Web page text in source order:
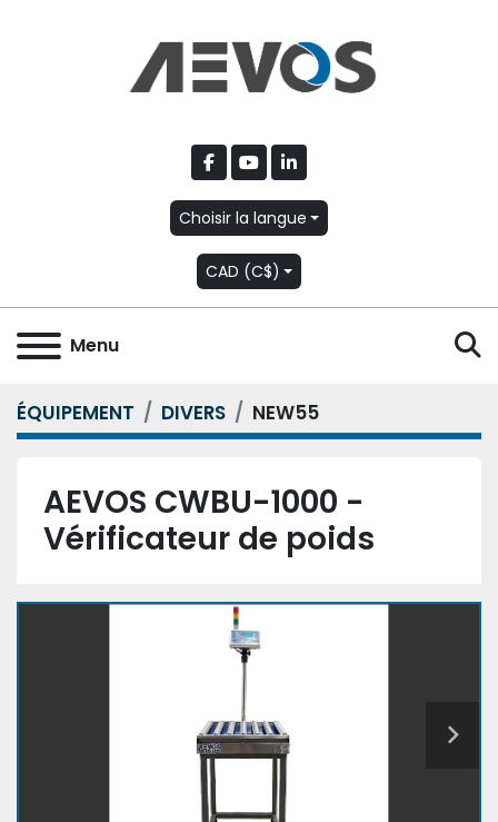
facebook
youtubelinkedin
Choisir la langue
CAD (C$)
Menu
ÉQUIPEMENT DIVERS NEW55
AEVOS CWBU-1000 -
Vérificateur de poids